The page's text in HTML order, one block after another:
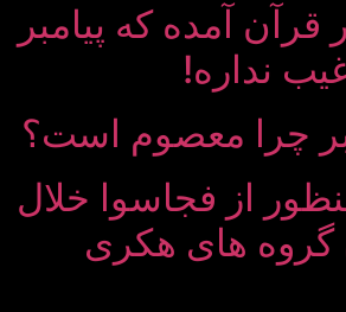
قرآن آمده که پیامبر
نداره!
چرا معصوم است؟
از فجاسوا خلال
گروه های هکری